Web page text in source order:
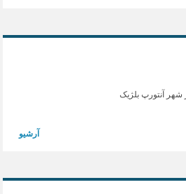
شهر آنتورپ بلژیک
آرشیو